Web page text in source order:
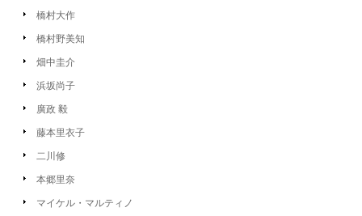
橋村大作
橋村野美知
畑中圭介
浜坂尚子
廣政 毅
藤本里衣子
二川修
本郷里奈
マイケル・マルティノ